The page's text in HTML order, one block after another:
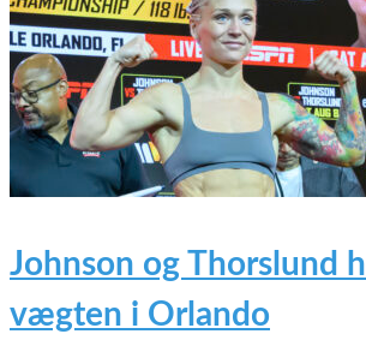
Johnson og Thorslund
vægten i Orlando